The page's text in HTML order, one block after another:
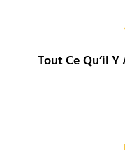
l’article
Tout Ce Qu’il